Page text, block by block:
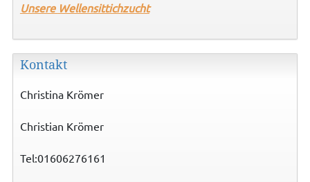
Unsere Wellensittichzucht
Kontakt
Christina Krömer
Christian Krömer
Tel:01606276161